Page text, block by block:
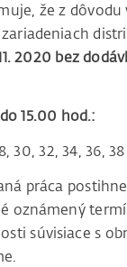
že z dôvodu
2020 bez
15.00 hod.:
30, 32, 34, 36, 38
práca
oznámený
súvisiace s